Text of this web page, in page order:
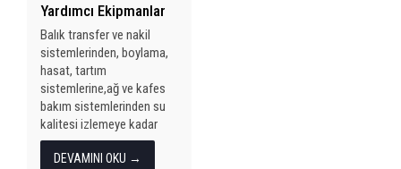
Yardımcı Ekipmanlar
Balık transfer ve nakil
sistemlerinden, boylama,
hasat, tartım
sistemlerine,ağ ve kafes
bakım sistemlerinden su
kalitesi izlemeye kadar
tüm hizmetlerimiz
burada… Yönlendiriliyor…
DEVAMINI OKU →